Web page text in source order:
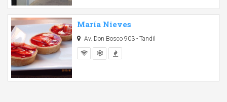
María Nieves
Av. Don Bosco 903 - Tandil